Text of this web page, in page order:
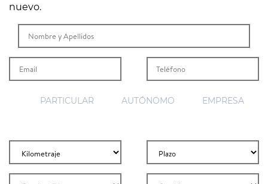
nuevo.
PARTICULAR AUTÓNOMO EMPRESA